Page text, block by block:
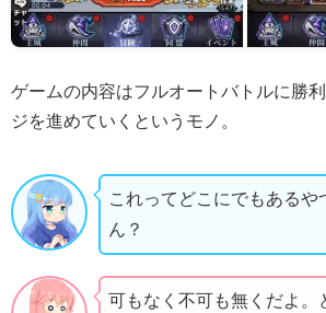
ゲームの内容はフルオートバトルに勝
ジを進めていくというモノ。
これってどこにでもあるや
ん？
可もなく不可も無くだよ。